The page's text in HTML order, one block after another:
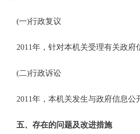
(一)行政复议
2011年，针对本机关受理有关政府
(二)行政诉讼
2011年，本机关发生与政府信息公
五、存在的问题及改进措施